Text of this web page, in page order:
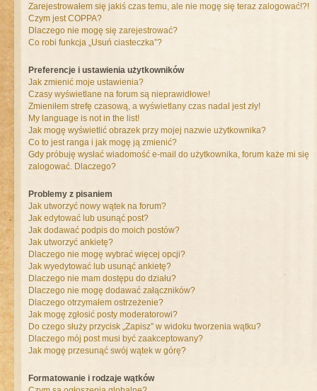
Zarejestrowałem się jakiś czas temu, ale nie mogę się teraz zalogować!?!
Czym jest COPPA?
Dlaczego nie mogę się zarejestrować?
Co robi funkcja „Usuń ciasteczka”?
Preferencje i ustawienia użytkowników
Jak zmienić moje ustawienia?
Czasy wyświetlane na forum są nieprawidłowe!
Zmieniłem strefę czasową, a wyświetlany czas nadal jest zły!
My language is not in the list!
Jak mogę wyświetlić obrazek przy mojej nazwie użytkownika?
Co to jest ranga i jak mogę ją zmienić?
Gdy próbuję wysłać wiadomość e-mail do użytkownika, forum każe mi się
zalogować. Dlaczego?
Problemy z pisaniem
Jak utworzyć nowy wątek na forum?
Jak edytować lub usunąć post?
Jak dodawać podpis do moich postów?
Jak utworzyć ankietę?
Dlaczego nie mogę wybrać więcej opcji?
Jak wyedytować lub usunąć ankietę?
Dlaczego nie mam dostępu do działu?
Dlaczego nie mogę dodawać załączników?
Dlaczego otrzymałem ostrzeżenie?
Jak mogę zgłosić posty moderatorowi?
Do czego służy przycisk „Zapisz” w widoku tworzenia wątku?
Dlaczego mój post musi być zaakceptowany?
Jak mogę przesunąć swój wątek w górę?
Formatowanie i rodzaje wątków